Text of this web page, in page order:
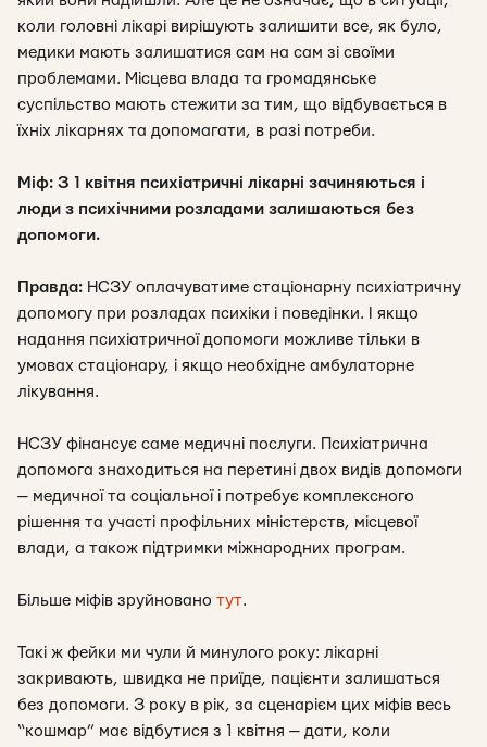
коли головні лікарі вирішують залишити все, як було,
медики мають залишатися сам на сам зі своїми
проблемами. Місцева влада та громадянське
суспільство мають стежити за тим, що відбувається в
їхніх лікарнях та допомагати, в разі потреби.
Міф: З 1 квітня психіатричні лікарні зачиняються і
люди з психічними розладами залишаються без
допомоги.
Правда: НСЗУ оплачуватиме стаціонарну психіатричну
допомогу при розладах психіки і поведінки. І якщо
надання психіатричної допомоги можливе тільки в
умовах стаціонару, і якщо необхідне амбулаторне
лікування.
НСЗУ фінансує саме медичні послуги. Психіатрична
допомога знаходиться на перетині двох видів допомоги
— медичної та соціальної і потребує комплексного
рішення та участі профільних міністерств, місцевої
влади, а також підтримки міжнародних програм.
Більше міфів зруйновано тут.
Такі ж фейки ми чули й минулого року: лікарні
закривають, швидка не приїде, пацієнти залишаться
без допомоги. З року в рік, за сценарієм цих міфів весь
“кошмар” має відбутися з 1 квітня — дати, коли